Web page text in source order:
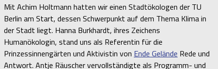
Mit Achim Holtmann hatten wir einen Stadtökologen der TU
Berlin am Start, dessen Schwerpunkt auf dem Thema Klima in
der Stadt liegt. Hanna Burkhardt, ihres Zeichens
Humanökologin, stand uns als Referentin für die
Prinzessinnengärten und Aktivistin von Ende Gelände Rede und
Antwort. Antje Räuscher vervollständigte als Programm- und